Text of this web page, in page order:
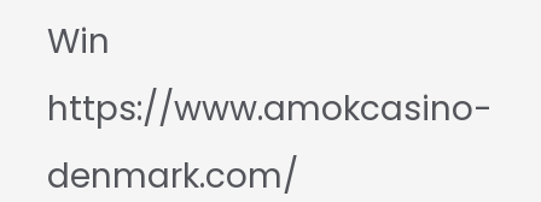
Win
https://www.amokcasino-
denmark.com/